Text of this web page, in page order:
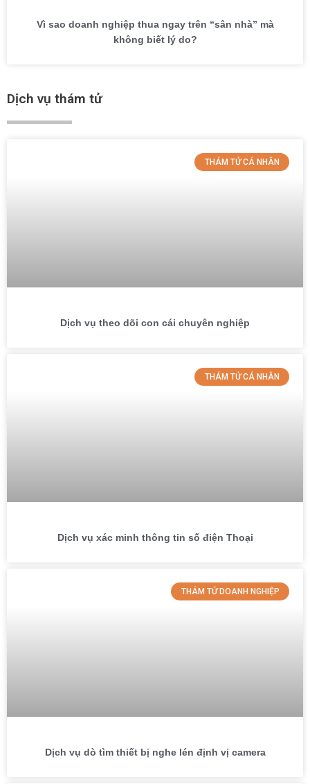
Vì sao doanh nghiệp thua ngay trên “sân nhà” mà
không biết lý do?
Dịch vụ thám tử
THÁM TỬ CÁ NHÂN
Dịch vụ theo dõi con cái chuyên nghiệp
THÁM TỬ CÁ NHÂN
Dịch vụ xác minh thông tin số điện Thoại
THÁM TỬ DOANH NGHIỆP
Dịch vụ dò tìm thiết bị nghe lén định vị camera